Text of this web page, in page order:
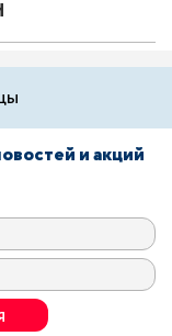
и акций